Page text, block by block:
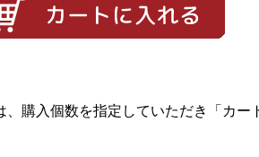
購入個数を指定していただき「カー